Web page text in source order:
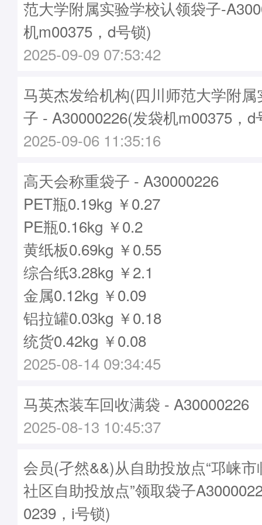
范大学附属实验学校认领袋子-
机m00375，d号锁)
2025-09-09 07:53:42
马英杰发给机构(四川师范大学附
子 - A30000226(发袋机m00375，d
2025-09-06 11:35:16
高天会称重袋子 - A30000226
PET瓶0.19kg ￥0.27
PE瓶0.16kg ￥0.2
黄纸板0.69kg ￥0.55
综合纸3.28kg ￥2.1
金属0.12kg ￥0.09
铝拉罐0.03kg ￥0.18
统货0.42kg ￥0.08
2025-08-14 09:34:45
马英杰装车回收满袋 - A30000226
2025-08-13 10:45:37
会员(孑然&&)从自助投放点“邛崃
社区自助投放点”领取袋子
0239，i号锁)